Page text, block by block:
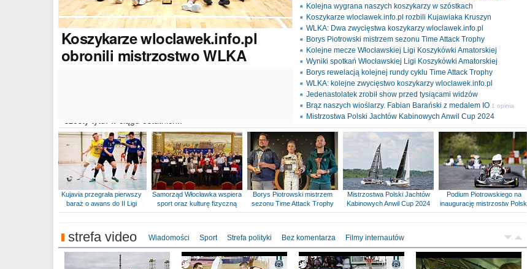
Koszykarzewloclawek.info.pl
obronili mistrzostwo WLKA
opinie
Kolejna wygrana naszych koszykarzy w szóstkach
Koszykarze wloclawek.info.pl rozbili Kujawiaka Kruszyn
WLKA: Dwa zwycięstwa koszykarzy wloclawek.info.pl
Borys Piotrowski mistrzem sezonu Time Attack Trophy
Kolejne mecze Włocławskiej Ligi Koszykówki Amatorskiej
Wyniki spotkań Włocławskiej Ligi Koszykówki Amatorskiej
Borys rewelacją kolejnej rundy cyklu Time Attack Trophy
WLKA: kolejne zwycięstwo koszykarzy wloclawek.info.pl
Jedenastolatek zrobił show przed tysiącami widzów
Brąz naszych wioślarzy. Fabian Barański z medalem IO 1 opinia
Mistrzostwa Polski Jachtów Kabinowych Anwil Cup 2024
Kujavia przegrała pierwszy
baraż o awans do II Ligi
Samorząd Włocławka wspiera
sport oraz kulturę fizyczną
Borys Piotrowski mistrzem
sezonu Time Attack Trophy
Mistrzostwa Polski Jachtów
Kabinowych Anwil Cup 2024
Podium Piotrowskiego na
inaugurację mistrzostw Polski
strefa video Wiadomości Sport Strefa polityki Bez komentarza Filmy internautów